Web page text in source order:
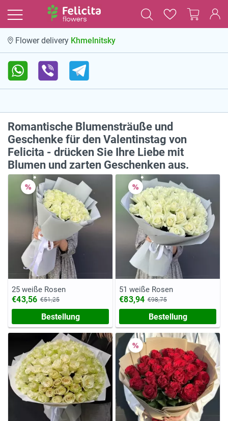
Flower delivery Khmelnitsky
Romantische Blumensträuße und
Geschenke für den Valentinstag von
Felicita - drücken Sie Ihre Liebe mit
Blumen und zarten Geschenken aus.
25 weiße Rosen
€43,56 €51,25
Bestellung
51 weiße Rosen
€83,94 €98,75
Bestellung